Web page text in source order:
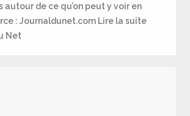
autour de ce qu’on peut y voir en
: Journaldunet.com Lire la suite
Net